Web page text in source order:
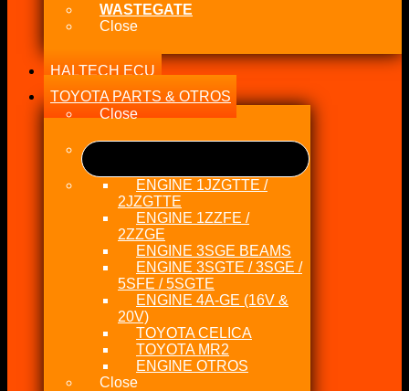
WASTEGATE
Close
HALTECH ECU
TOYOTA PARTS & OTROS
Close
ENGINE 1JZGTTE /
2JZGTTE
ENGINE 1ZZFE /
2ZZGE
ENGINE 3SGE BEAMS
ENGINE 3SGTE / 3SGE /
5SFE / 5SGTE
ENGINE 4A-GE (16V &
20V)
TOYOTA CELICA
TOYOTA MR2
ENGINE OTROS
Close